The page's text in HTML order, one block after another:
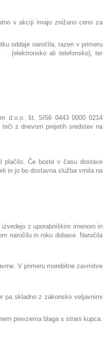
v akciji imajo znižano ceno za
oddaje naročila, razen v primeru
(elektronsko ali telefonsko), ter
d.o.o. št. SI56 0443 0000 0214
teči z dnevom prejetih sredstev na
plačilo. Če boste v času dostave
in jo bo dostavna služba vrnila na
z uporabniškim imenom in
naročilu in roku dobave. Naročila
V primeru morebitne zavrnitve
pa skladno z zakonsko veljavnimi
prevzema blaga s strani kupca.